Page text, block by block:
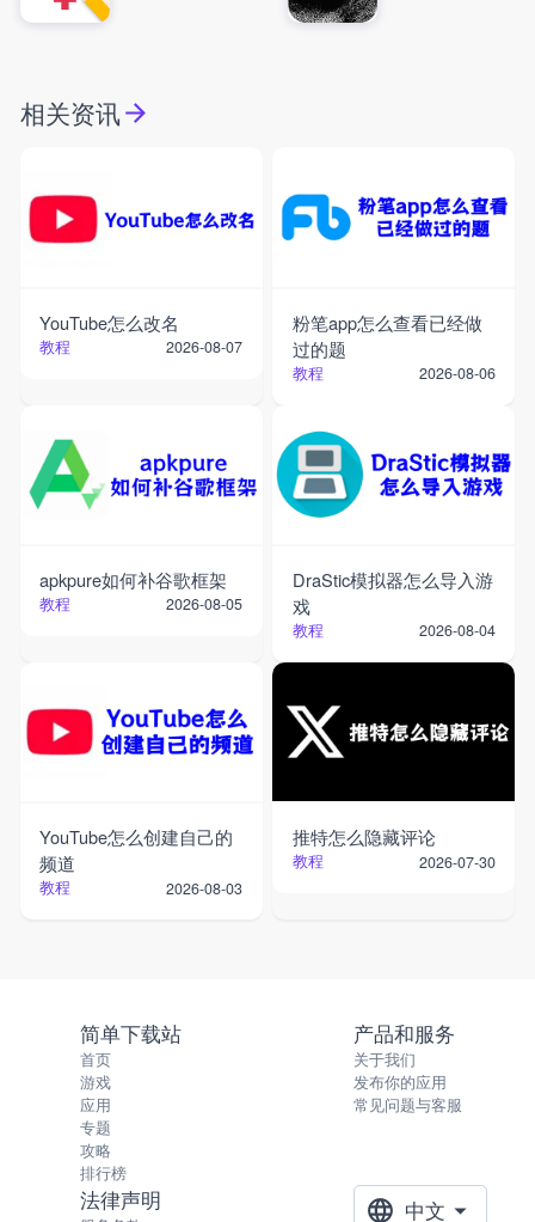
相关资讯
YouTube怎么改名
教程 2026-08-07
粉笔app怎么查看已经做
过的题
教程 2026-08-06
apkpure如何补谷歌框架
教程 2026-08-05
DraStic模拟器怎么导入游
戏
教程 2026-08-04
YouTube怎么创建自己的
频道
教程 2026-08-03
推特怎么隐藏评论
教程 2026-07-30
简单下载站
首页
游戏
应用
专题
攻略
排行榜
产品和服务
关于我们
发布你的应用
常见问题与客服
法律声明 中文